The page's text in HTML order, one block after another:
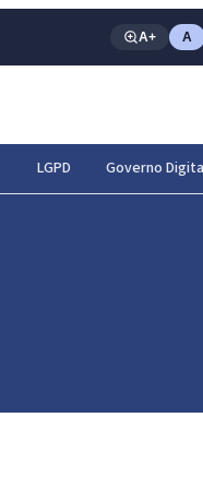
A+ A
LGPD Governo